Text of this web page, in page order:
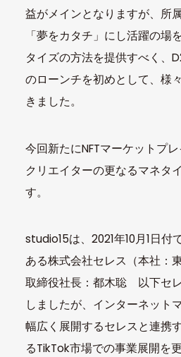
益がメインとなりますが、所
「夢をカタチ」にし活躍の場
タイズの方法を提供すべく、
のローンチを初めとして、様
きました。
今回新たにNFTマーケットプレ
クリエイターの更なるマネタ
す。
studio15は、2021年10月1日付
ある株式会社セレス（本社
取締役社長：都木聡 以下セ
しましたが、インターネット
幅広く展開するセレスと連携
るTikTok市場での事業展開を